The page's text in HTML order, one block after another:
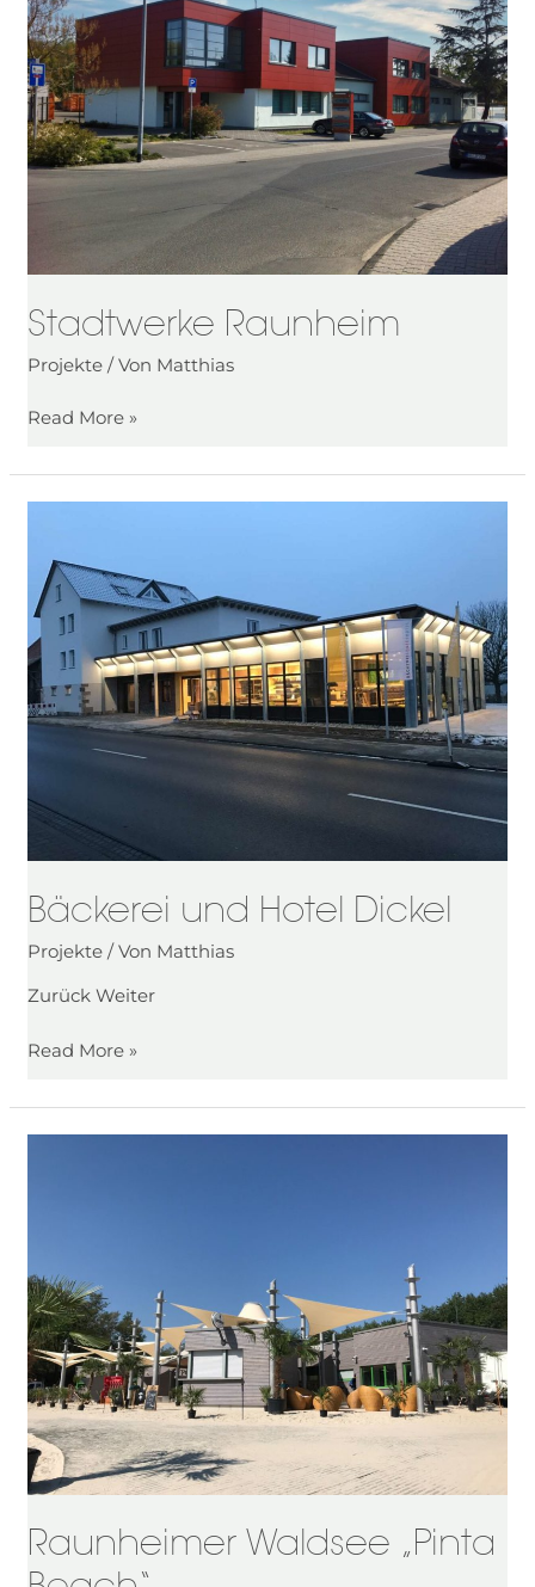
Stadtwerke Raunheim
Projekte / Von Matthias
Read More »
Bäckerei und Hotel Dickel
Projekte / Von Matthias
Zurück Weiter
Hotel
Dickel
Read More »
Raunheimer Waldsee „Pinta